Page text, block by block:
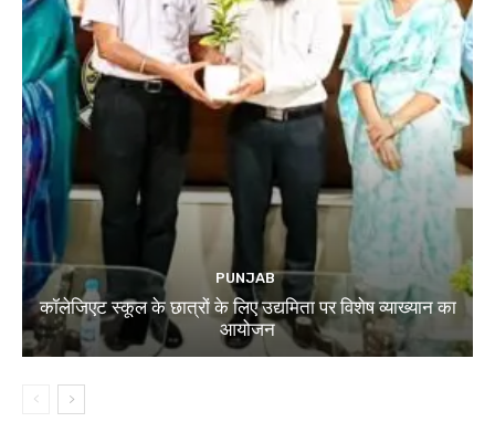
PUNJAB
कॉलेजिएट स्कूल के छात्रों के लिए उद्यमिता पर विशेष व्याख्यान का
आयोजन